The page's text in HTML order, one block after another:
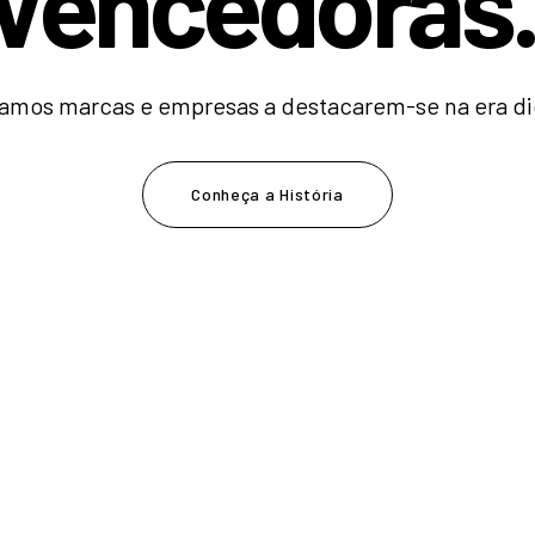
marcas e empresas a destacarem-se na era
Conheça a História